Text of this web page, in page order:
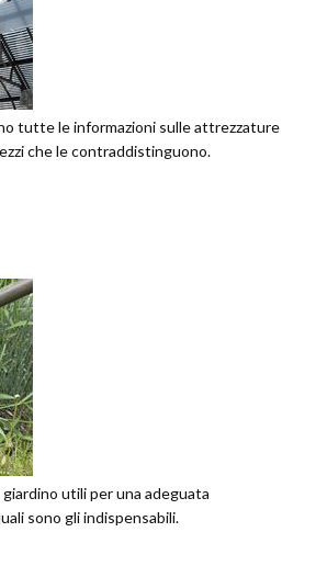
tutte le informazioni sulle attrezzature
che le contraddistinguono.
utili per una adeguata
sono gli indispensabili.